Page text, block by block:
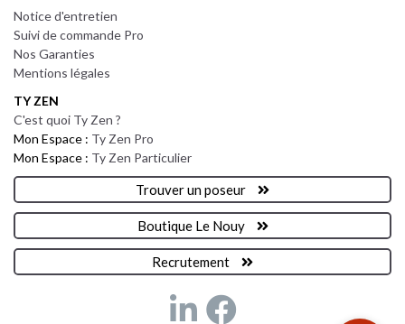
Notice d'entretien
Suivi de commande Pro
Nos Garanties
Mentions légales
TY ZEN
C'est quoi Ty Zen ?
Mon Espace : Ty Zen Pro
Mon Espace : Ty Zen Particulier
Trouver un poseur
Boutique Le Nouy
Recrutement